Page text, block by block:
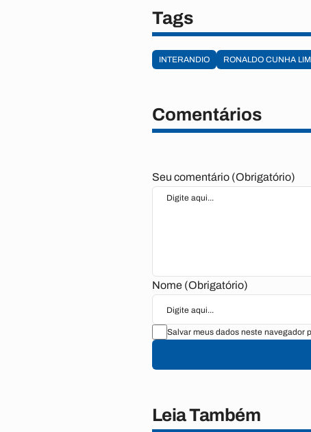
Tags
INTERANDIO RONALDO CUNHA
Comentários
Seu comentário (Obrigatório)
Nome (Obrigatório)
Salvar meus dados neste navegador
Leia Também